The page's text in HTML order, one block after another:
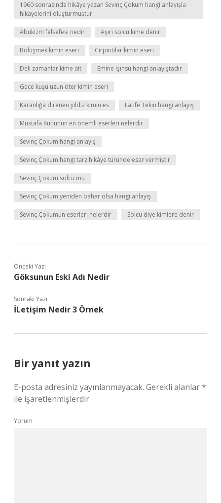
1960 sonrasında hikâye yazan Sevinç Çokum hangi anlayışla
hikayelerini oluşturmuştur
Abukizm felsefesi nedir Aşırı solcu kime denir
Bölüşmek kimin eseri Cirpintilar kimin eseri
Deli zamanlar kime ait Emine Işınsu hangi anlayıştadır
Gece kuşu uzun öter kimin eseri
Karanlığa direnen yıldız kimin es Latife Tekin hangi anlayış
Mustafa Kutlunun en önemli eserleri nelerdir
Sevinç Çokum hangi anlayış
Sevinç Çokum hangi tarz hikâye türünde eser vermiştir
Sevinç Çokum solcu mu
Sevinç Çokum yeniden bahar olsa hangi anlayış
Sevinç Çokumun eserleri nelerdir Solcu diye kimlere denir
Önceki Yazı
Göksunun Eski Adı Nedir
Sonraki Yazı
İLetişim Nedir 3 Örnek
Bir yanıt yazın
E-posta adresiniz yayınlanmayacak. Gerekli alanlar*
ile işaretlenmişlerdir
Yorum